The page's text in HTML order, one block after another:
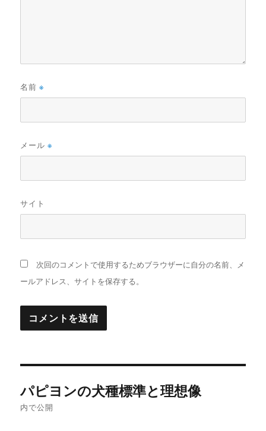
名前※
メール※
サイト
次回のコメントで使用するためブラウザーに自分の名前、メ
ールアドレス、サイトを保存する。
稿
パピヨンの犬種標準と理想像
内で公開